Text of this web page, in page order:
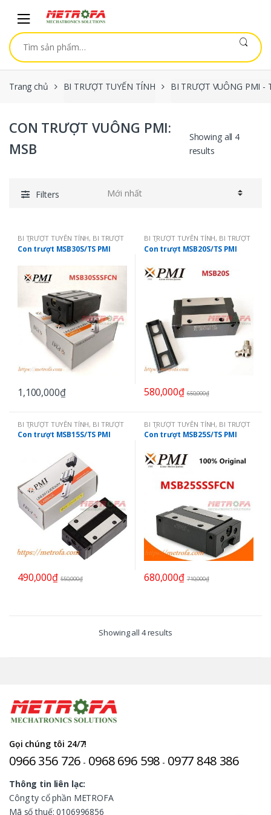
Tìm kiếm:
Trang chủ BI TRƯỢT TUYẾN TÍNH BI TRƯỢT VUÔNG PMI -
CON TRƯỢT VUÔNG PMI:
MSB
Showing all 4
results
Filters
BI TRƯỢT TUYẾN TÍNH, BI TRƯỢT
VUÔNG PMI - TAIWAN,CON
TRƯỢT VUÔNG PMI: MSB
Con trượt MSB30S/TS PMI
1,100,000₫
BI TRƯỢT TUYẾN TÍNH, BI TRƯỢT
VUÔNG PMI - TAIWAN,CON
TRƯỢT VUÔNG PMI: MSB
Con trượt MSB20S/TS PMI
580,000₫ 650,000₫
BI TRƯỢT TUYẾN TÍNH, BI TRƯỢT
VUÔNG PMI - TAIWAN,CON
TRƯỢT VUÔNG PMI: MSB
Con trượt MSB15S/TS PMI
490,000₫ 550,000₫
BI TRƯỢT TUYẾN TÍNH, BI TRƯỢT
VUÔNG PMI - TAIWAN,CON
TRƯỢT VUÔNG PMI: MSB
Con trượt MSB25S/TS PMI
680,000₫ 710,000₫
Showing all 4 results
Gọi chúng tôi 24/7!
0966 356 726 - 0968 696 598 - 0977 848 386
Thông tin liên lạc:
Công ty cổ phần METROFA
Mã số thuế: 0106996856